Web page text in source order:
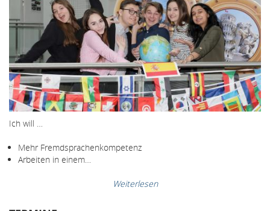
Ich will …
Mehr Fremdsprachenkompetenz
Arbeiten in einem…
Weiterlesen